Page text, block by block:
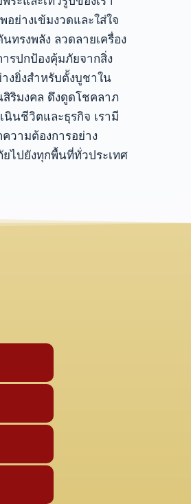
ย่างเข้มงวดและใส่ใจ
ทรงพลัง ลวดลายเครื่อง
รปกป้องคุ้มภัยจากสิ่ง
งยิ่งสำหรับตั้งบูชาใน
ริมงคล ดึงดูดโชคลาภ
นินชีวิตและธุรกิจ เรามี
วามต้องการอย่าง
ไปยังทุกพื้นที่ทั่วประเทศ